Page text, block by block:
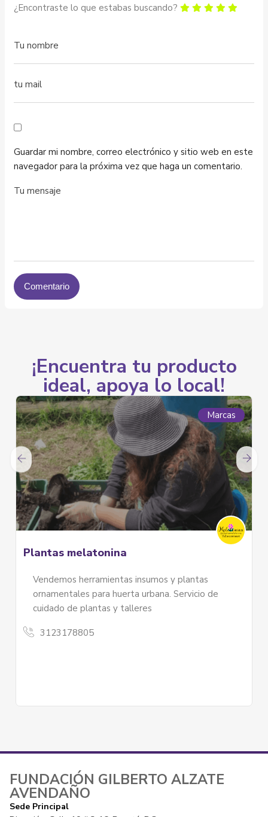
¿Encontraste lo que estabas buscando?
Guardar mi nombre, correo electrónico y sitio web en este
navegador para la próxima vez que haga un comentario.
¡Encuentra tu producto
ideal, apoya lo local!
Marcas
Plantas melatonina
Vendemos herramientas insumos y plantas
ornamentales para huerta urbana. Servicio de
cuidado de plantas y talleres
3123178805
FUNDACIÓN GILBERTO ALZATE
AVENDAÑO
Sede Principal